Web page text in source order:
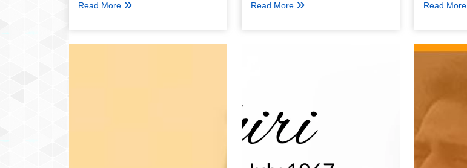
Read More Read More Read More